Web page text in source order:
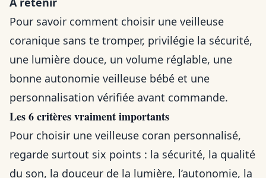
Pour savoir comment choisir une veilleuse
coranique sans te tromper, privilégie la sécurité,
une lumière douce, un volume réglable, une
bonne autonomie veilleuse bébé et une
personnalisation vérifiée avant commande.
Les 6 critères vraiment importants
Pour choisir une veilleuse coran personnalisé,
regarde surtout six points : la sécurité, la qualité
du son, la douceur de la lumière, l’autonomie, la